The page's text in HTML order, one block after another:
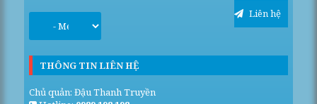
Liên hệ
THÔNG TIN LIÊN HỆ
Chủ quản: Đậu Thanh Truyền